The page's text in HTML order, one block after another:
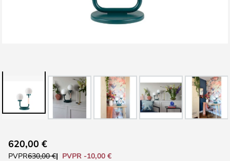
620,00 €
PVPR630,00 €
PVPR -10,00 €